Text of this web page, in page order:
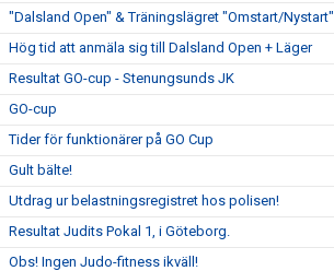
"Dalsland Open" & Träningslägret "Omstart/Nystart"
Hög tid att anmäla sig till Dalsland Open + Läger
Resultat GO-cup - Stenungsunds JK
GO-cup
Tider för funktionärer på GO Cup
Gult bälte!
Utdrag ur belastningsregistret hos polisen!
Resultat Judits Pokal 1, i Göteborg.
Obs! Ingen Judo-fitness ikväll!